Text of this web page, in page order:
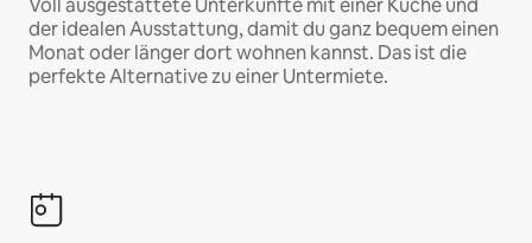
Voll ausgestattete Unterkünfte mit einer Küche und
der idealen Ausstattung, damit du ganz bequem einen
Monat oder länger dort wohnen kannst. Das ist die
perfekte Alternative zu einer Untermiete.